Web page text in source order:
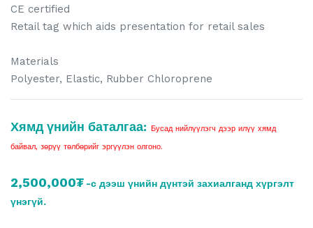
CE certified
Retail tag which aids presentation for retail sales
Materials
Polyester, Elastic, Rubber Chloroprene
Хямд үнийн баталгаа: Бусад нийлүүлэгч дээр илүү хямд
байвал, зөрүү төлбөрийг эргүүлэн олгоно.
2,500,000₮ -с дээш үнийн дүнтэй захиалганд хүргэлт
үнэгүй.